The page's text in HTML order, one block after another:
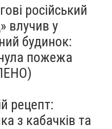
російський
влучив у
будинок:
пожежа
рецепт:
з кабачків та